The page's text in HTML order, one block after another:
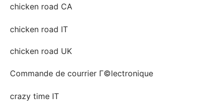
chicken road CA
chicken road IT
chicken road UK
Commande de courrier Г©lectronique
crazy time IT